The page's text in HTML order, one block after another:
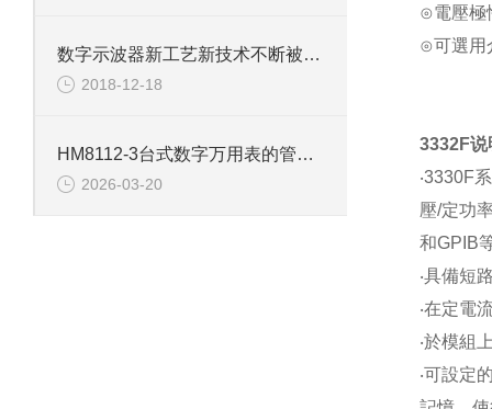
数字示波器新工艺新技术不断被采用
2018-12-18
HM8112-3台式数字万用表的管理与使用意义
2026-03-20
⊙電壓極
⊙可選用
3332F说
‧3330F
壓/定功
和GPIB
‧具備短
‧在定電
‧於模組
‧可設定